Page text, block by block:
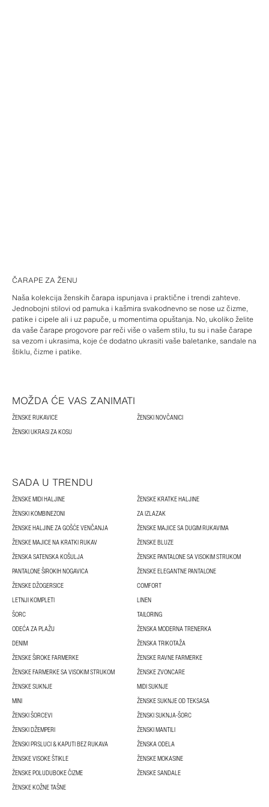
ČARAPE ZA ŽENU
Naša kolekcija ženskih čarapa ispunjava i praktične i trendi zahteve.
Jednobojni stilovi od pamuka i kašmira svakodnevno se nose uz čizme,
patike i cipele ali i uz papuče, u momentima opuštanja. No, ukoliko želite
da vaše čarape progovore par reči više o vašem stilu, tu su i naše čarape
sa vezom i ukrasima, koje će dodatno ukrasiti vaše baletanke, sandale na
štiklu, čizme i patike.
MOŽDA ĆE VAS ZANIMATI
ŽENSKE RUKAVICE
ŽENSKI NOVČANICI
ŽENSKI UKRASI ZA KOSU
SADA U TRENDU
ŽENSKE MIDI HALJINE
ŽENSKE KRATKE HALJINE
ŽENSKI KOMBINEZONI
ZA IZLAZAK
ŽENSKE HALJINE ZA GOŠĆE VENČANJA
ŽENSKE MAJICE SA DUGIM RUKAVIMA
ŽENSKE MAJICE NA KRATKI RUKAV
ŽENSKE BLUZE
ŽENSKA SATENSKA KOŠULJA
ŽENSKE PANTALONE SA VISOKIM STRUKOM
PANTALONE ŠIROKIH NOGAVICA
ŽENSKE ELEGANTNE PANTALONE
ŽENSKE DŽOGERSICE
COMFORT
LETNJI KOMPLETI
LINEN
ŠORC
TAILORING
ODEĆA ZA PLAŽU
ŽENSKA MODERNA TRENERKA
DENIM
ŽENSKA TRIKOTAŽA
ŽENSKE ŠIROKE FARMERKE
ŽENSKE RAVNE FARMERKE
ŽENSKE FARMERKE SA VISOKIM STRUKOM
ŽENSKE ZVONCARE
ŽENSKE SUKNJE
MIDI SUKNJE
MINI
ŽENSKE SUKNJE OD TEKSASA
ŽENSKI ŠORCEVI
ŽENSKI SUKNJA-ŠORC
ŽENSKI DŽEMPERI
ŽENSKI MANTILI
ŽENSKI PRSLUCI & KAPUTI BEZ RUKAVA
ŽENSKA ODELA
ŽENSKE VISOKE ŠTIKLE
ŽENSKE MOKASINE
ŽENSKE POLUDUBOKE ČIZME
ŽENSKE SANDALE
ŽENSKE KOŽNE TAŠNE